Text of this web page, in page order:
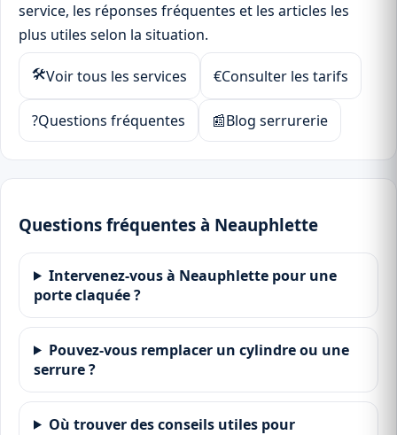
service, les réponses fréquentes et les articles les
plus utiles selon la situation.
🛠Voir tous les services €Consulter les tarifs
?Questions fréquentes 📰Blog serrurerie
Questions fréquentes à Neauphlette
Intervenez-vous à Neauphlette pour une
porte claquée ?
Pouvez-vous remplacer un cylindre ou une
serrure ?
Où trouver des conseils utiles pour